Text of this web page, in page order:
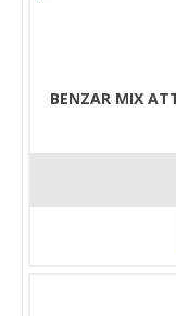
BENZAR MIX